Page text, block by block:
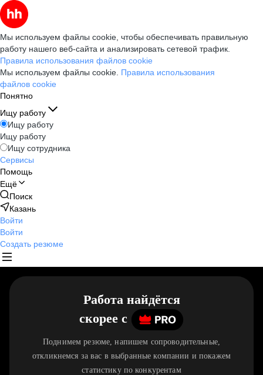
Мы используем файлы cookie, чтобы обеспечивать правильную
работу нашего веб-сайта и анализировать сетевой трафик.
Правила использования файлов cookie
Мы используем файлы cookie. Правила использования
файлов cookie
Понятно
Ищу работу
Ищу работу
Ищу работу
Ищу сотрудника
Сервисы
Помощь
Ещё
Поиск
Казань
Войти
Войти
Создать резюме
Работа найдётся
скорее c
Поднимем резюме, напишем сопроводительные,
откликнемся за вас в выбранные компании и покажем
статистику по конкурентам